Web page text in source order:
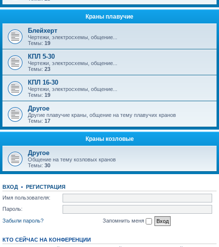
Краны плавучие
Блейхерт
Чертежи, электросхемы, общение...
Темы: 19
КПЛ 5-30
Чертежи, электросхемы, общение...
Темы: 23
КПЛ 16-30
Чертежи, электросхемы, общение...
Темы: 19
Другое
Другие плавучие краны, общение на тему плавучих кранов
Темы: 17
Краны козловые
Другое
Общение на тему козловых кранов
Темы: 30
ВХОД • РЕГИСТРАЦИЯ
Имя пользователя:
Пароль:
Забыли пароль?
Запомнить меня
КТО СЕЙЧАС НА КОНФЕРЕНЦИИ